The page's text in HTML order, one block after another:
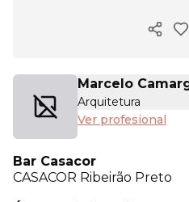
Marcelo
Arquitetura
Ver profesional
Bar Casacor
CASACOR Ribeirão Preto